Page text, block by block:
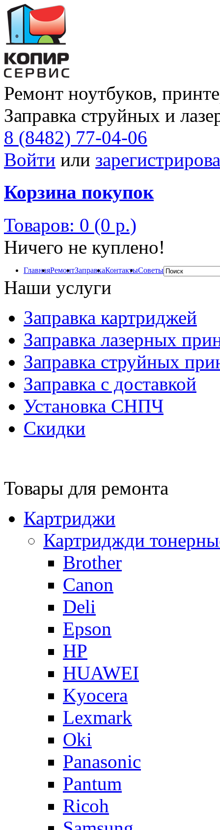
Ремонт ноутбуков,
Заправка струйных и
8 (8482) 77-04-06
Войти или
Корзина покупок
Товаров: 0 (0 р.)
Ничего не куплено!
ГлавнаяРемонтЗаправкаКонтактыСоветы
Наши услуги
Заправка картриджей
Заправка лазерных
Заправка струйных
Заправка с доставкой
Установка СНПЧ
Скидки
Товары для ремонта
Картриджи
Картриджди
Brother
Canon
Deli
Epson
HP
HUAWEI
Kyocera
Lexmark
Oki
Panasonic
Pantum
Ricoh